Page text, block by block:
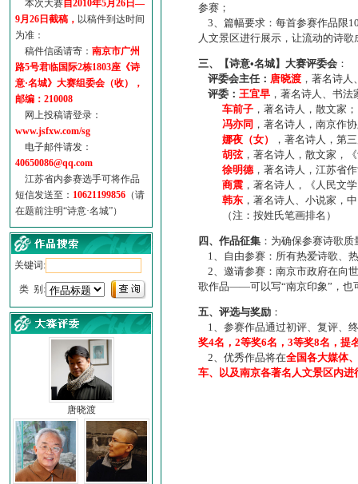
参赛作品多达5000多首
“诗意·名城”晒诗会
特别通知--致广大诗词爱好...
本次大赛自2010年5月26日—
9月26日截稿， 以稿件到达时间
为准：
稿件信函请寄： 南京市广州
路5号君临国际2栋1803座《诗
意·名城》大赛组委会（收），
邮编：210008
网上投稿请登录：
www.jsfxw.com/sg
电子邮件请发：
40650086@qq.com
江苏省内参赛选手可将作品
短信发送至： 10621199856 （请
在题前注明“诗意·名城”）
关键词:
类 别:
唐晓渡
参赛；
3、篇幅要求：每首参赛作品限
人文景区进行展示，让流动的诗
三、【诗意•名城】大赛评委会 ：
评委会主任： 唐晓渡 ，著名诗
评委： 王宜早 ，著名诗人、书
车前子 ，著名诗人，散文家；
冯亦同 ，著名诗人，南京作
娜夜（女）
，著名诗人，第
胡弦，著名诗人，散文家，
徐明德，著名诗人，江苏省
商震 ，著名诗人，《人民文
韩东 ，著名诗人、小说家，
（注：按姓氏笔画排名）
四、作品征集 ：为确保参赛诗歌
1、自由参赛：所有热爱诗歌、
2、邀请参赛：南京市政府在向
歌作品——可以写“南京印象”，也
五、评选与奖励 ：
1、参赛作品通过初评、复评、
奖4名，2等奖6名，3等奖8名，提
2、优秀作品将在全国各大媒体
车、以及南京各著名人文景区内进